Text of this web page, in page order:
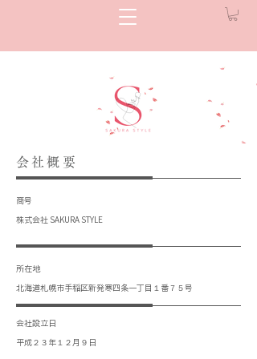
会社概要
商号
株式会社 SAKURA STYLE
所在地
北海道札幌市手稲区新発寒四条一丁目１番７５号
会社設立日
平成２３年１２月９日